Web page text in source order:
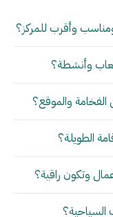
وأقرب للمركز؟
وأنشطة؟
والموقع؟
الطويلة؟
وتكون راقية؟
السياحية؟